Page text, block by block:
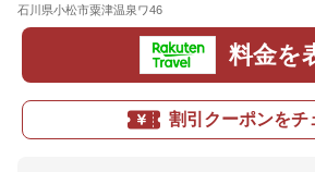
石川県小松市粟津温泉ワ46
料金を
割引クーポンをチ